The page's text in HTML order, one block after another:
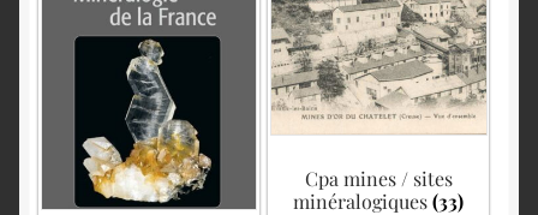
Cpa mines / sites
minéralogiques(33)